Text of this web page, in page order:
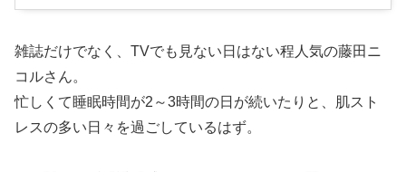
雑誌だけでなく、TVでも見ない日はない程人気の藤田ニ
コルさん。
忙しくて睡眠時間が2～3時間の日が続いたりと、肌スト
レスの多い日々を過ごしているはず。